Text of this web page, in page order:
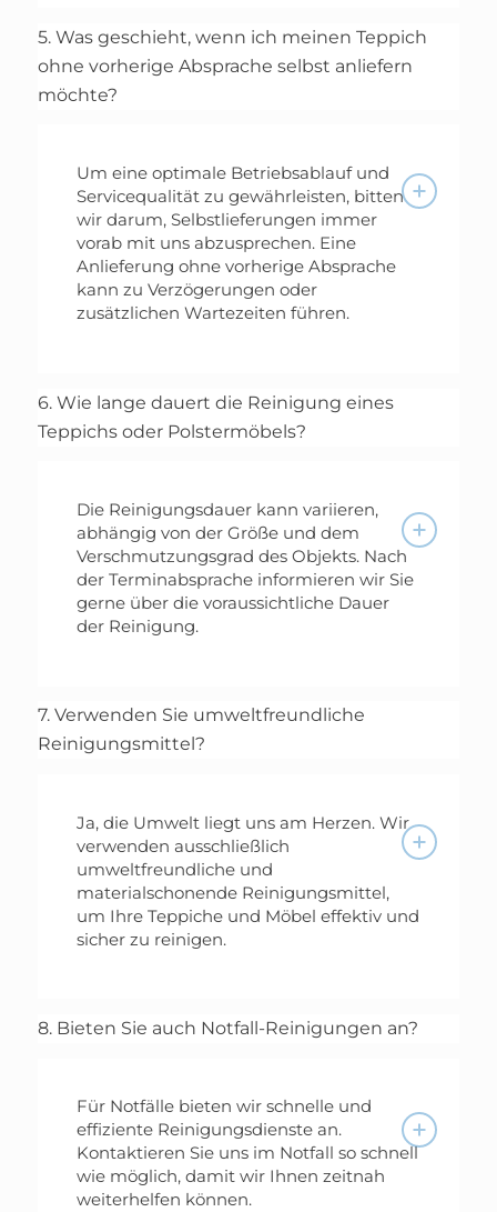
5. Was geschieht, wenn ich meinen Teppich
ohne vorherige Absprache selbst anliefern
möchte?
Um eine optimale Betriebsablauf und
Servicequalität zu gewährleisten, bitten
wir darum, Selbstlieferungen immer
vorab mit uns abzusprechen. Eine
Anlieferung ohne vorherige Absprache
kann zu Verzögerungen oder
zusätzlichen Wartezeiten führen.
6. Wie lange dauert die Reinigung eines
Teppichs oder Polstermöbels?
Die Reinigungsdauer kann variieren,
abhängig von der Größe und dem
Verschmutzungsgrad des Objekts. Nach
der Terminabsprache informieren wir Sie
gerne über die voraussichtliche Dauer
der Reinigung.
7. Verwenden Sie umweltfreundliche
Reinigungsmittel?
Ja, die Umwelt liegt uns am Herzen. Wir
verwenden ausschließlich
umweltfreundliche und
materialschonende Reinigungsmittel,
um Ihre Teppiche und Möbel effektiv und
sicher zu reinigen.
8. Bieten Sie auch Notfall-Reinigungen an?
Für Notfälle bieten wir schnelle und
effiziente Reinigungsdienste an.
Kontaktieren Sie uns im Notfall so schnell
wie möglich, damit wir Ihnen zeitnah
weiterhelfen können.